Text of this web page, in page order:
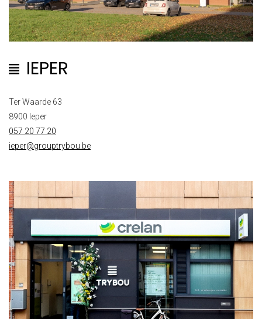
IEPER
Ter Waarde 63
8900 Ieper
057 20 77 20
ieper@grouptrybou.be